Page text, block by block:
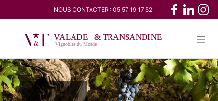
content
NOUS CONTACTER : 05 57 19 17 52